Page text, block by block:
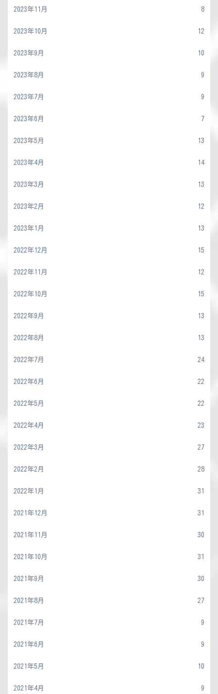
2023年11月 8
2023年10月 12
2023年9月 10
2023年8月 9
2023年7月 9
2023年6月 7
2023年5月 13
2023年4月 14
2023年3月 13
2023年2月 12
2023年1月 13
2022年12月 15
2022年11月 12
2022年10月 15
2022年9月 13
2022年8月 13
2022年7月 24
2022年6月 22
2022年5月 22
2022年4月 23
2022年3月 27
2022年2月 28
2022年1月 31
2021年12月 31
2021年11月 30
2021年10月 31
2021年9月 30
2021年8月 27
2021年7月 9
2021年6月 9
2021年5月 10
2021年4月 9